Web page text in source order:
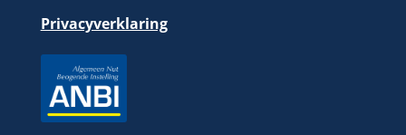
Privacyverklaring